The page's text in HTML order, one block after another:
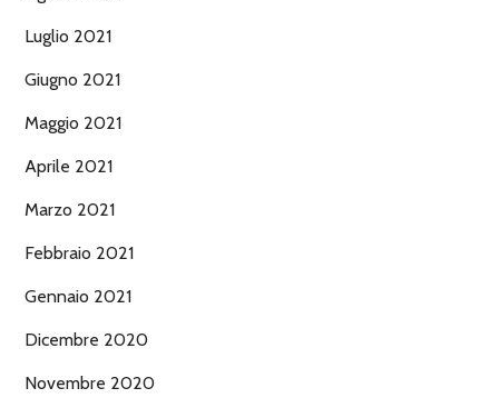
Luglio 2021
Giugno 2021
Maggio 2021
Aprile 2021
Marzo 2021
Febbraio 2021
Gennaio 2021
Dicembre 2020
Novembre 2020